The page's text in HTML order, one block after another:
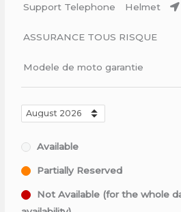
Support Telephone Helmet
ASSURANCE TOUS RISQUE
Modele de moto garantie
Available
Partially Reserved
Not Available (for the whole